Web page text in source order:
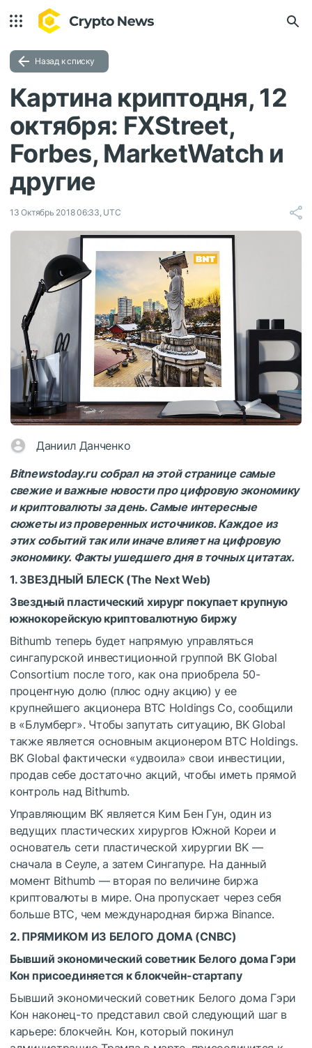
Назад к списку
Картина криптодня, 12
октября: FXStreet,
Forbes, MarketWatch и
другие
13 Октябрь 2018 06:33, UTC
Даниил Данченко
Bitnewstoday.ru собрал на этой странице самые
свежие и важные новости про цифровую экономику
и криптовалюты за день. Самые интересные
сюжеты из проверенных источников. Каждое из
этих событий так или иначе влияет на цифровую
экономику. Факты ушедшего дня в точных цитатах.
1. ЗВЕЗДНЫЙ БЛЕСК (The Next Web)
Звездный пластический хирург покупает крупную
южнокорейскую криптовалютную биржу
Bithumb теперь будет напрямую управляться
сингапурской инвестиционной группой BK Global
Consortium после того, как она приобрела 50-
процентную долю (плюс одну акцию) у ее
крупнейшего акционера BTC Holdings Co, сообщили
в «Блумберг». Чтобы запутать ситуацию, BK Global
также является основным акционером BTC Holdings.
BK Global фактически «удвоила» свои инвестиции,
продав себе достаточно акций, чтобы иметь прямой
контроль над Bithumb.
Управляющим BK является Ким Бен Гун, один из
ведущих пластических хирургов Южной Кореи и
основатель сети пластической хирургии BK —
сначала в Сеуле, а затем Сингапуре. На данный
момент Bithumb — вторая по величине биржа
криптовалюты в мире. Она пропускает через себя
больше BTC, чем международная биржа Binance.
2. ПРЯМИКОМ ИЗ БЕЛОГО ДОМА (CNBC)
Бывший экономический советник Белого дома Гэри
Кон присоединяется к блокчейн-стартапу
Бывший экономический советник Белого дома Гэри
Кон наконец-то представил свой следующий шаг в
карьере: блокчейн. Кон, который покинул